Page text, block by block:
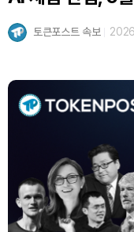
XRP (XRP)
TRON (TRX)
Hyperliquid (HYPE)
Dogecoin (DOGE)
토큰포스트 속보